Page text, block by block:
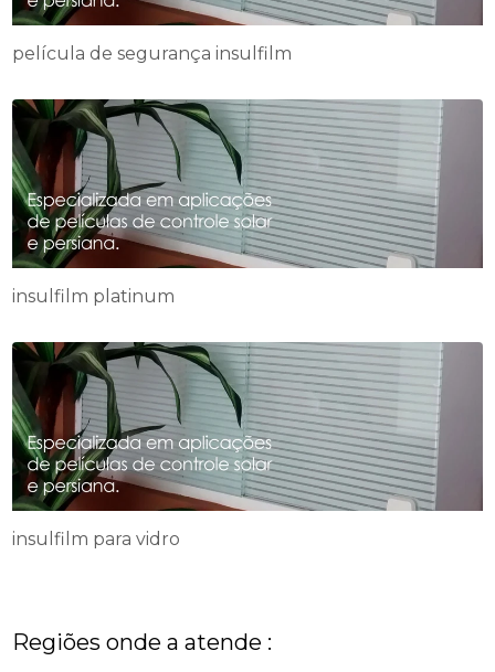
película de segurança insulfilm
insulfilm platinum
insulfilm para vidro
Regiões onde a atende :